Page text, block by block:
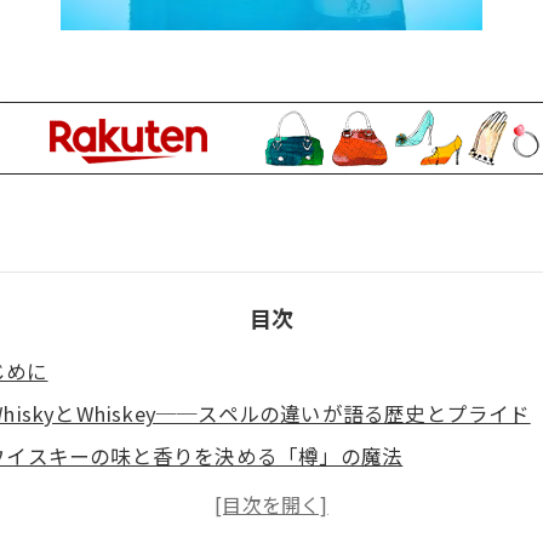
目次
めに
とWhiskey──スペルの違いが語る歴史とプライド
イスキーの味と香りを決める「樽」の魔法
コッチから独自進化を遂げた「ジャパニーズウイスキー